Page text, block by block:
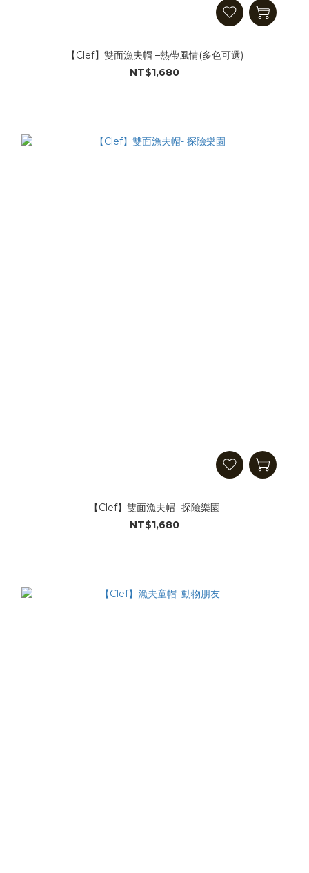
【Clef】雙面漁夫帽 –熱帶風情(多色可選)
NT$1,680
【Clef】雙面漁夫帽- 探險樂園
NT$1,680